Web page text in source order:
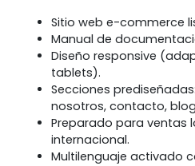
Sitio web e-commerce
Manual de
Diseño responsive
tablets).
Secciones
nosotros, contacto,
Preparado para ventas
internacional.
Multilenguaje activado